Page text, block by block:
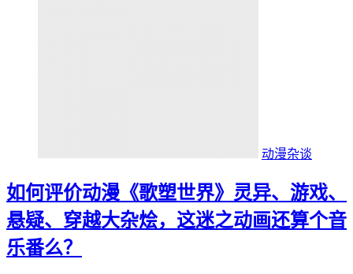
动漫杂谈
如何评价动漫《歌塑世界》灵异、游戏、
悬疑、穿越大杂烩，这迷之动画还算个音
乐番么？